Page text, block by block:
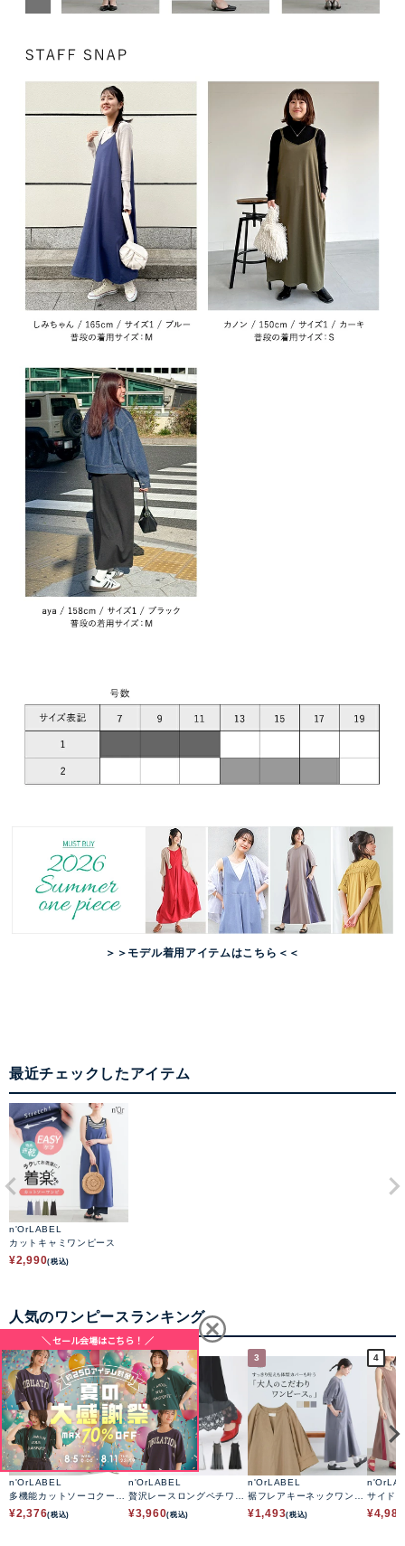
＞＞モデル着用アイテムはこちら＜＜
最近チェックしたアイテム
n'OrLABEL
カットキャミワンピース
¥2,990(税込)
人気のワンピースランキング
1
n'OrLABEL
多機能カットソーコクーン
ワンピース
¥2,376(税込)
2
n'OrLABEL
贅沢レースロングペチワン
ピース
¥3,960(税込)
3
n'OrLABEL
裾フレアキーネックワンピ
ース
¥1,493(税込)
4
サイド
リーブ
¥4,980